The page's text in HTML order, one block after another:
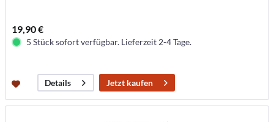
19,90 €
5 Stück sofort verfügbar. Lieferzeit 2-4 Tage.
Details Jetzt kaufen